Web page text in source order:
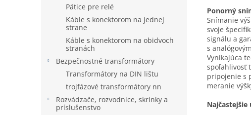
Pätice pre relé
Káble s konektorom na jednej
strane
Káble s konektorom na obidvoch
stranách
Bezpečnostné transformátory
Transformátory na DIN lištu
trojfázové transformátory nn
Rozvádzače, rozvodnice, skrinky a
príslušenstvo
Ponorný
Snímanie
svoje
signálu a
s
Vynikajúca
spoľahlivosť
pripojenie s
meranie